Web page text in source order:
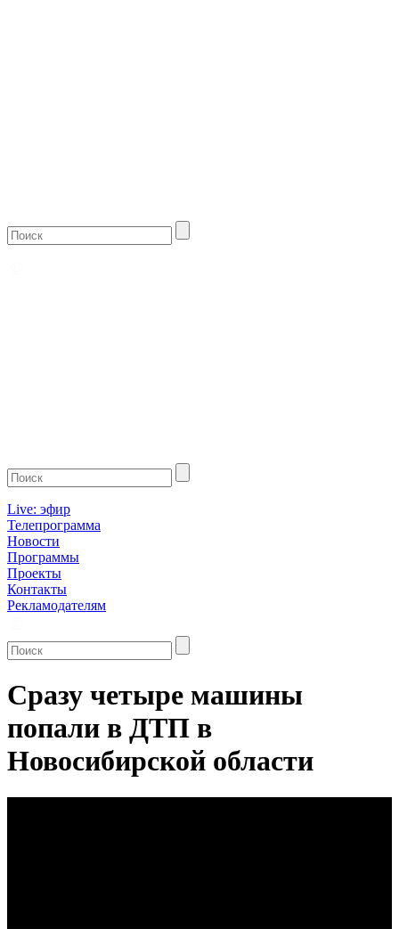
Live: эфир
Телепрограмма
Новости
Программы
Проекты
Контакты
Рекламодателям
Сразу четыре машины
попали в ДТП в
Новосибирской области